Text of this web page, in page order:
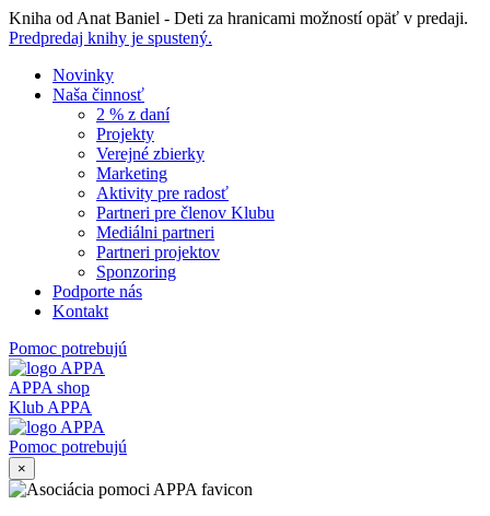
Skip
to
Kniha od Anat Baniel - Deti za hranicami možností opäť v predaji.
Predpredaj knihy je spustený.
Novinky
Naša činnosť
2 % z daní
Projekty
Verejné zbierky
Marketing
Aktivity pre radosť
Partneri pre členov Klubu
Mediálni partneri
Partneri projektov
Sponzoring
Podporte nás
Kontakt
Pomoc potrebujú
APPA shop
Klub APPA
Pomoc potrebujú
×